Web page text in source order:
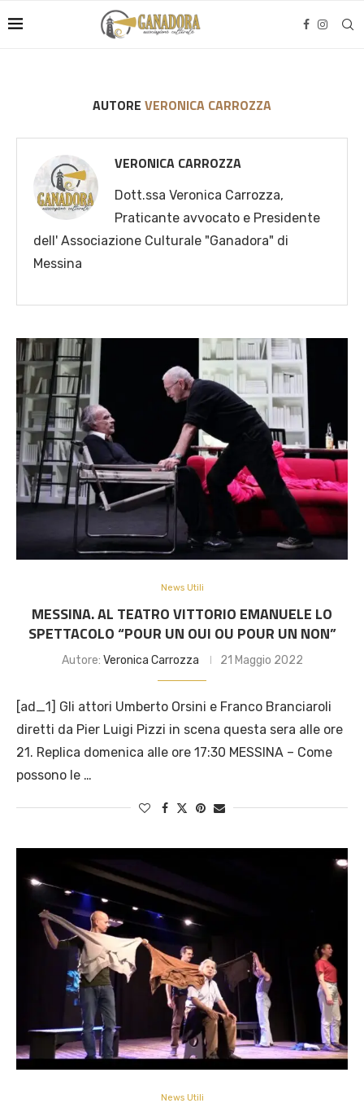
AUTORE VERONICA CARROZZA
VERONICA CARROZZA
Dott.ssa Veronica Carrozza,
Praticante avvocato e Presidente
dell' Associazione Culturale "Ganadora" di
Messina
News Utili
MESSINA. AL TEATRO VITTORIO EMANUELE LO
SPETTACOLO “POUR UN OUI OU POUR UN NON”
Autore: Veronica Carrozza 21 Maggio 2022
[ad_1] Gli attori Umberto Orsini e Franco Branciaroli
diretti da Pier Luigi Pizzi in scena questa sera alle ore
21. Replica domenica alle ore 17:30 MESSINA – Come
possono le …
News Utili